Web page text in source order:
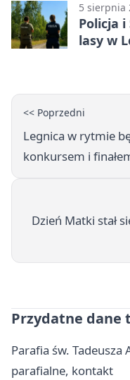
5 sierpnia
Policja
lasy w
<< Poprzedni
Legnica w rytmie
konkursem i
Dzień Matki stał
Przydatne dane
Parafia św. Tadeusza
parafialne, kontakt